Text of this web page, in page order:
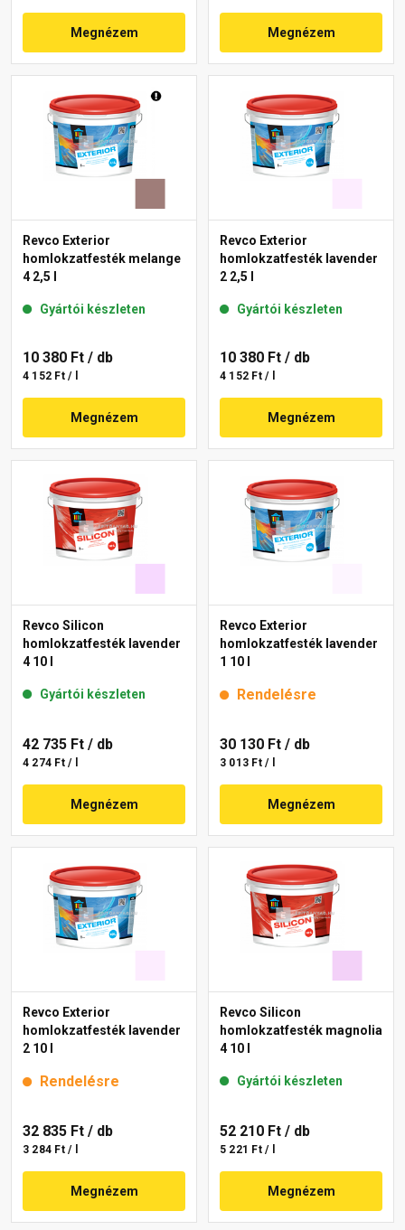
Megnézem Megnézem
Revco Exterior
homlokzatfesték melange
4 2,5 l
Gyártói készleten
10 380 Ft / db
4 152 Ft / l
Megnézem
Revco Exterior
homlokzatfesték lavender
2 2,5 l
Gyártói készleten
10 380 Ft / db
4 152 Ft / l
Megnézem
Revco Silicon
homlokzatfesték lavender
4 10 l
Gyártói készleten
42 735 Ft / db
4 274 Ft / l
Megnézem
Revco Exterior
homlokzatfesték lavender
1 10 l
Rendelésre
30 130 Ft / db
3 013 Ft / l
Megnézem
Revco Exterior
homlokzatfesték lavender
2 10 l
Rendelésre
32 835 Ft / db
3 284 Ft / l
Megnézem
Revco Silicon
homlokzatfesték magnolia
4 10 l
Gyártói készleten
52 210 Ft / db
5 221 Ft / l
Megnézem